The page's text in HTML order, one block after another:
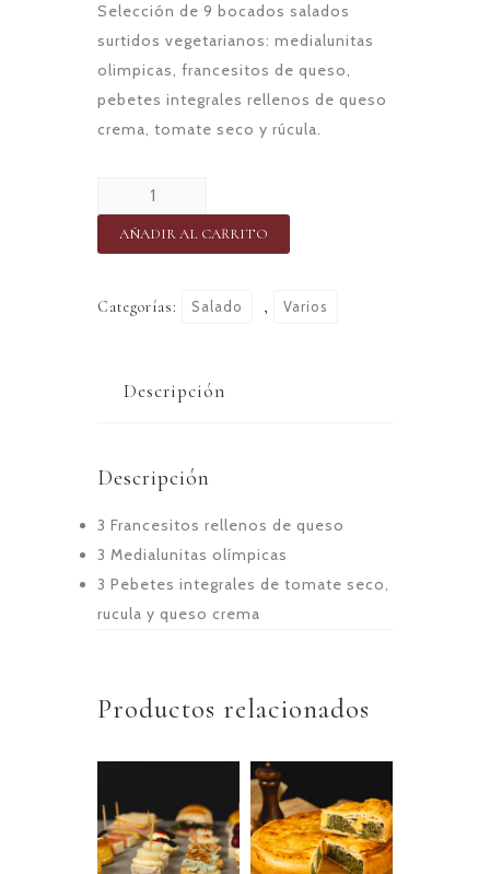
Selección de 9 bocados salados
surtidos vegetarianos: medialunitas
olimpicas, francesitos de queso,
pebetes integrales rellenos de queso
crema, tomate seco y rúcula.
Deleite
vegetariana
(9
cantidad
AÑADIR AL CARRITO
Categorías: Salado , Varios
Descripción
Descripción
3 Francesitos rellenos de queso
3 Medialunitas olímpicas
3 Pebetes integrales de tomate seco,
rucula y queso crema
Productos relacionados